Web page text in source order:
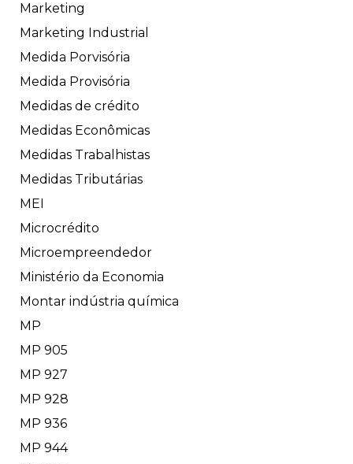
Marketing
Marketing Industrial
Medida Porvisória
Medida Provisória
Medidas de crédito
Medidas Econômicas
Medidas Trabalhistas
Medidas Tributárias
MEI
Microcrédito
Microempreendedor
Ministério da Economia
Montar indústria química
MP
MP 905
MP 927
MP 928
MP 936
MP 944